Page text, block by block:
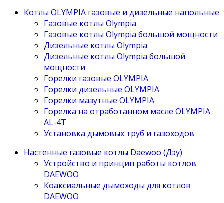
Котлы OLYMPIA газовые и дизельные напольные
Газовые котлы Olympia
Газовые котлы Olympia большой мощности
Дизельные котлы Olympia
Дизельные котлы Olympia большой
мощности
Горелки газовые OLYMPIA
Горелки дизельные OLYMPIA
Горелки мазутные OLYMPIA
Горелка на отработанном масле OLYMPIA
AL-4T
Установка дымовых труб и газоходов
Настенные газовые котлы Daewoo (Дэу)
Устройство и принцип работы котлов
DAEWOO
Коаксиальные дымоходы для котлов
DAEWOO